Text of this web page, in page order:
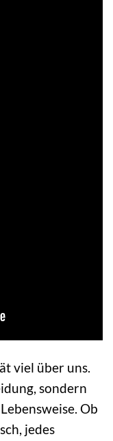
viel über uns.
sondern
Ob
jedes